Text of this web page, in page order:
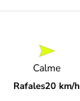
Calme
Rafales20 km/h